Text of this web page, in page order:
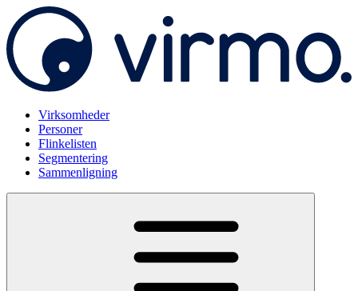
Virksomheder
Personer
Flinkelisten
Segmentering
Sammenligning